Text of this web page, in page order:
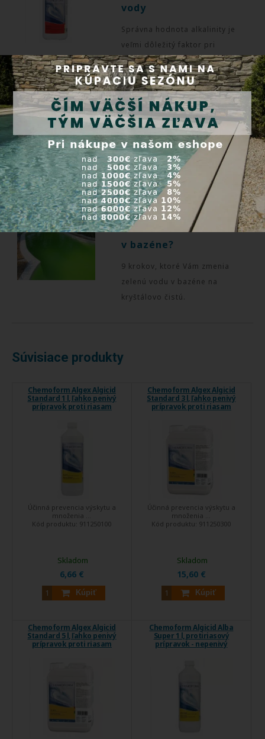
vody
Správna hodnota alkalinity je
veľmi dôležitý faktor pri
úprave bazénovej vody.
Prečo sa rozhodnúť
pre UV lampu?
Ku každému typu úpravy vody
odporúčame UV lampu.
Zozelenala Vám voda
v bazéne?
9 krokov, ktoré Vám zmenia
zelenú vodu v bazéne na
kryštálovo čistú.
Súvisiace produkty
Chemoform Algex Algicid
Standard 1 l, ľahko penivý
prípravok proti riasam
Účinná prevencia výskytu a
množenia ...
Kód produktu: 911250100
6,66 €
Kúpiť
Skladom
Chemoform Algex Algicid
Standard 3 l, ľahko penivý
prípravok proti riasam
Účinná prevencia výskytu a
množenia ...
Kód produktu: 911250300
15,60 €
Kúpiť
Skladom
Chemoform Algex Algicid
Standard 5 l, ľahko penivý
prípravok proti riasam
Chemoform Algicid Alba
Super 1 l, protiriasový
prípravok - nepenivý